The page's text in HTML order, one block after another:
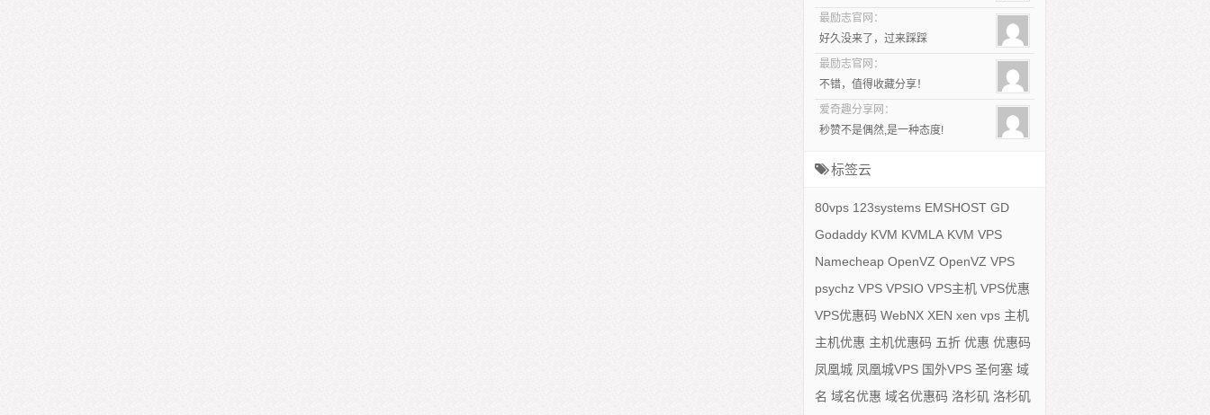
最励志官网：
好久没来了，过来踩踩
最励志官网：
不错，值得收藏分享！
爱奇趣分享网：
秒赞不是偶然,是一种态度!
标签云
80vps 123systems EMSHOST GD
Godaddy KVM KVMLA KVM VPS
Namecheap OpenVZ OpenVZ VPS
psychz VPS VPSIO VPS主机 VPS优惠
VPS优惠码 WebNX XEN xen vps 主机
主机优惠 主机优惠码 五折 优惠 优惠码
凤凰城 凤凰城VPS 国外VPS 圣何塞 域
名 域名优惠 域名优惠码 洛杉矶 洛杉矶